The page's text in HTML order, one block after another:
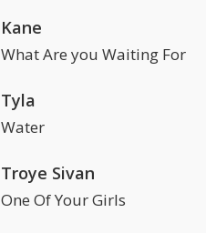
Kane
What Are you Waiting For
Tyla
Water
Troye Sivan
One Of Your Girls